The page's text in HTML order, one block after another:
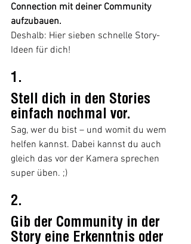
Connection mit deiner Community
aufzubauen.
Deshalb: Hier sieben schnelle Story-
Ideen für dich!
1.
Stell dich in den Stories
einfach nochmal vor.
Sag, wer du bist – und womit du wem
helfen kannst. Dabei kannst du auch
gleich das vor der Kamera sprechen
super üben. ;)
2.
Gib der Community in der
Story eine Erkenntnis oder